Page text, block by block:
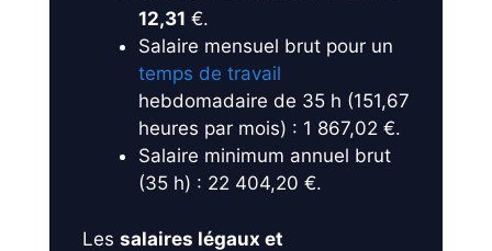
12,31 €.
Salaire mensuel brut pour un
temps de travail
hebdomadaire de 35 h (151,67
heures par mois) : 1 867,02 €.
Salaire minimum annuel brut
(35 h) : 22 404,20 €.
Les salaires légaux et